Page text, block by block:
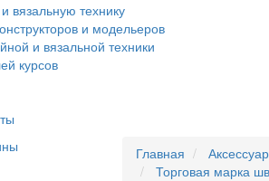
вязальную технику
и модельеров
и вязальной техники
курсов
Главная
Торговая марка